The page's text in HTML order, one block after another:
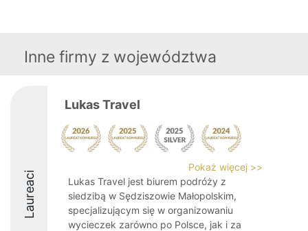
Inne firmy z województwa
Laureaci
Lukas Travel
Pokaż więcej >>
Lukas Travel jest biurem podróży z
siedzibą w Sędziszowie Małopolskim,
specjalizującym się w organizowaniu
wycieczek zarówno po Polsce, jak i za